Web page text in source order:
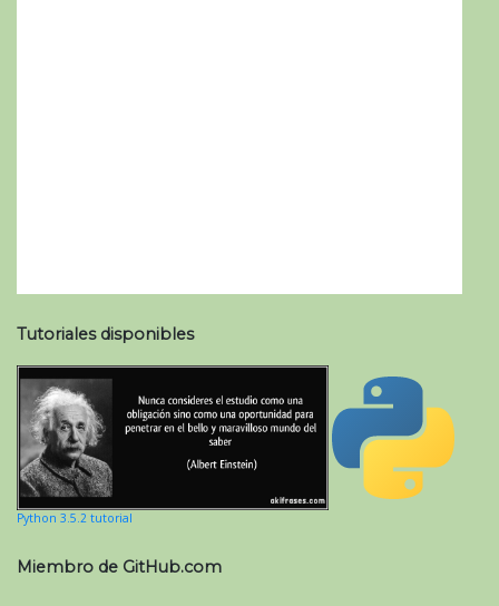
Tutoriales disponibles
Python 3.5.2 tutorial
Miembro de GitHub.com